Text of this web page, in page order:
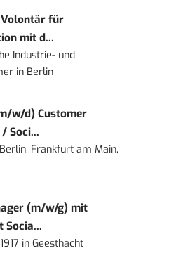
für
mit d...
Industrie- und
in Berlin
w/d) Customer
Soci...
Berlin, Frankfurt am Main,
(m/w/g) mit
Socia...
inGeesthacht